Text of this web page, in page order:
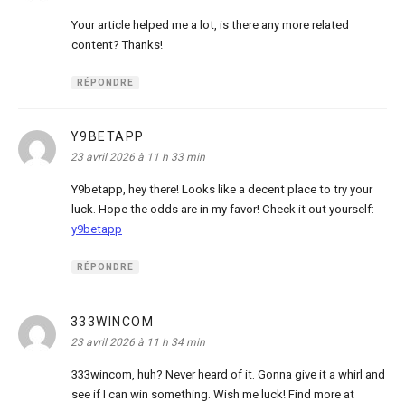
Your article helped me a lot, is there any more related
content? Thanks!
RÉPONDRE
Y9BETAPP
23 avril 2026 à 11 h 33 min
Y9betapp, hey there! Looks like a decent place to try your
luck. Hope the odds are in my favor! Check it out yourself:
y9betapp
RÉPONDRE
333WINCOM
23 avril 2026 à 11 h 34 min
333wincom, huh? Never heard of it. Gonna give it a whirl and
see if I can win something. Wish me luck! Find more at